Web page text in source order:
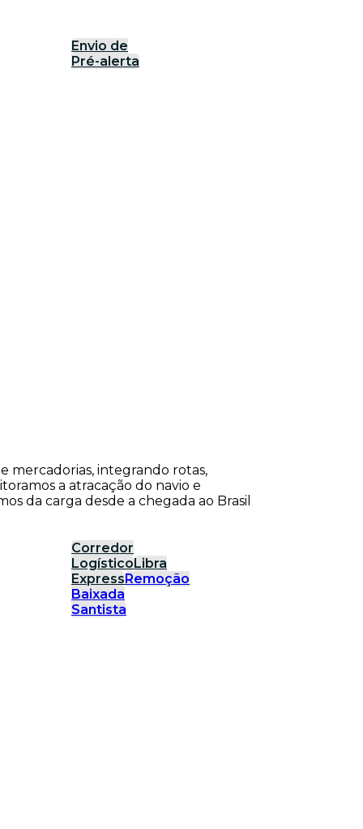
Envio de
Pré-alerta
mercadorias, integrando rotas,
a atracação do navio e
da carga desde a chegada ao Brasil
Corredor
LogísticoLibra
ExpressRemoção
Baixada
Santista